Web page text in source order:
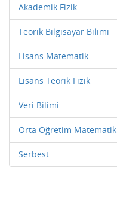
Akademik Fizik
Teorik Bilgisayar Bilimi
Lisans Matematik
Lisans Teorik Fizik
Veri Bilimi
Orta Öğretim Matematik
Serbest